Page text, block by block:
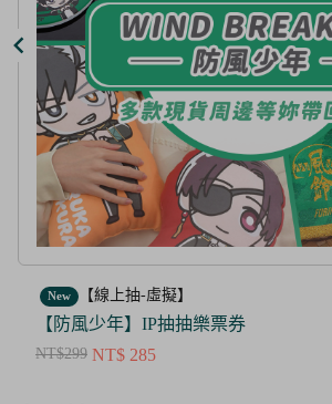
New 【線上抽-虛擬】
【茜色線上抽票券】限量周邊抽抽樂
NT$100 NT$ 50